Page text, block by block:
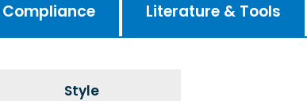
Compliance Literature & Tools
Style